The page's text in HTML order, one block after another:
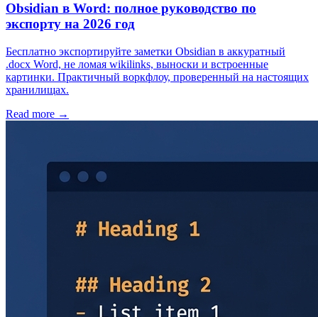
Obsidian в Word: полное руководство по
экспорту на 2026 год
Бесплатно экспортируйте заметки Obsidian в аккуратный
.docx Word, не ломая wikilinks, выноски и встроенные
картинки. Практичный воркфлоу, проверенный на настоящих
хранилищах.
Read more →